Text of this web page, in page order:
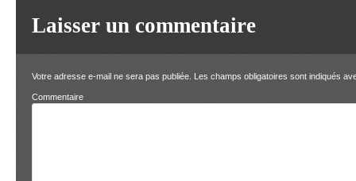
Laisser un commentaire
Votre adresse e-mail ne sera pas publiée. Les champs obligatoires sont indiqués